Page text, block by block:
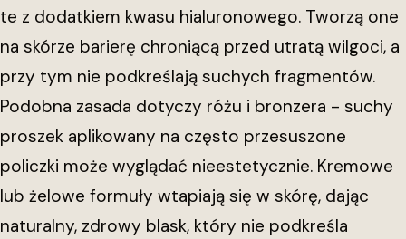
te z dodatkiem kwasu hialuronowego. Tworzą one
na skórze barierę chroniącą przed utratą wilgoci, a
przy tym nie podkreślają suchych fragmentów.
Podobna zasada dotyczy różu i bronzera - suchy
proszek aplikowany na często przesuszone
policzki może wyglądać nieestetycznie. Kremowe
lub żelowe formuły wtapiają się w skórę, dając
naturalny, zdrowy blask, który nie podkreśla